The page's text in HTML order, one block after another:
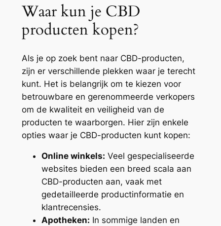
Waar kun je CBD
producten kopen?
Als je op zoek bent naar CBD-producten,
zijn er verschillende plekken waar je terecht
kunt. Het is belangrijk om te kiezen voor
betrouwbare en gerenommeerde verkopers
om de kwaliteit en veiligheid van de
producten te waarborgen. Hier zijn enkele
opties waar je CBD-producten kunt kopen:
Online winkels: Veel gespecialiseerde
websites bieden een breed scala aan
CBD-producten aan, vaak met
gedetailleerde productinformatie en
klantrecensies.
Apotheken: In sommige landen en